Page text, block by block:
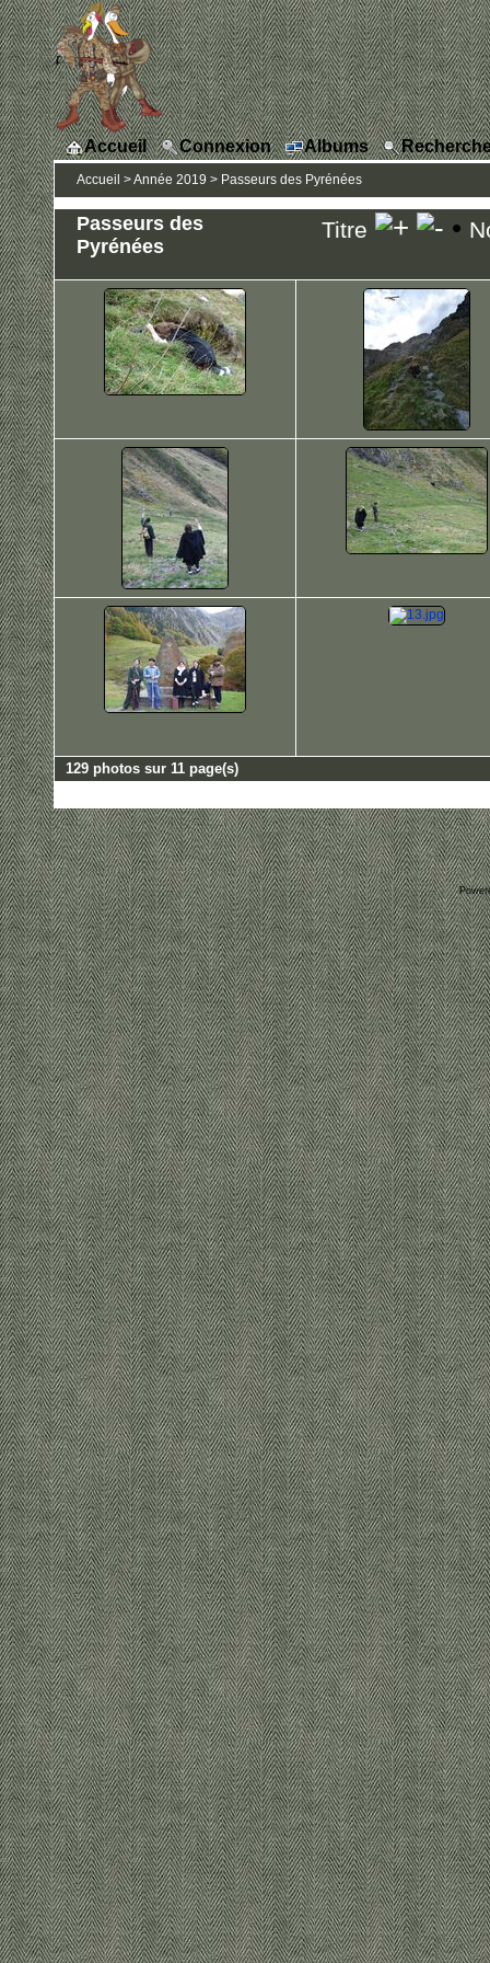
Accueil Connexion Albums
Accueil >Année 2019 > Passeurs des Pyrénées
Passeurs des
Pyrénées
Titre •
129 photos sur 11 page(s)